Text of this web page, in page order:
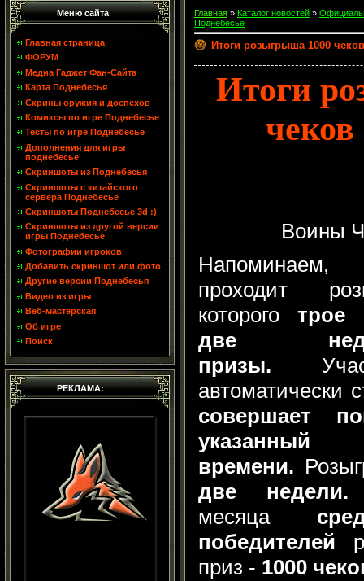
Меню сайта
Главная страница
ФОРУМ
Медиа Гаджет Фан-Сайта
Карта Поднебесья
Скрины оружия и доспехов
Комиксы по игре Поднебесье
Тесты по игре Поднебесье
Дополнения для игры
поднебесье
Скриншоты из Поднебесья
Скриншоты с китайского
сервера Поднебесье
Скриншоты Поднебесье 3d :)
Скриншоты из другой версии
игры Поднебесье
Фотографии игроков
Добавить скриншот или фото
Другие версии Поднебесья
Видео из игры
Веб-мастерская
Об игре
Поиск
РЕКЛАМА:
Главная » Каталог новостей »
Поднебесье
Итоги розыгрыша 1000
Итоги
Воины
проходит
которого трое
две
призы.
автоматически
совершает
времени.
две недели.
месяца
победителей
приз - 1000